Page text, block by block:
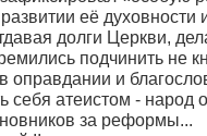
её духовности
долги Церкви,
подчинить не
оправдании и
себя атеистом - народ
за реформы...